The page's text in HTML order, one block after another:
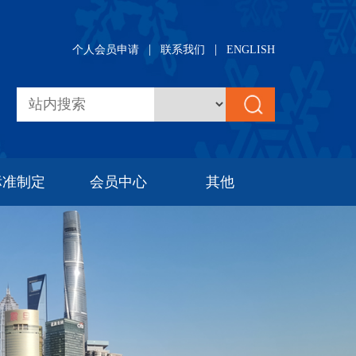
个人会员申请 | 联系我们 | ENGLISH
制定 会员中心 其他